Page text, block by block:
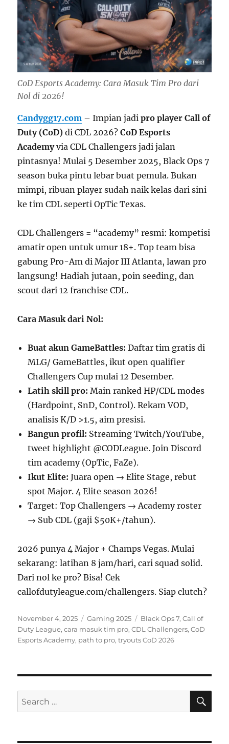
CoD Esports Academy: Cara Masuk Tim Pro dari
Nol di 2026!
Candygg17.com – Impian jadipro player Call of
Duty (CoD) di CDL 2026?CoD Esports
Academyvia CDL Challengers jadi jalan
pintasnya! Mulai 5 Desember 2025, Black Ops 7
season buka pintu lebar buat pemula. Bukan
mimpi, ribuan player sudah naik kelas dari sini
ke tim CDL seperti OpTic Texas.
CDL Challengers = “academy” resmi: kompetisi
amatir open untuk umur 18+. Top team bisa
gabung Pro-Am di Major III Atlanta, lawan pro
langsung! Hadiah jutaan, poin seeding, dan
scout dari 12 franchise CDL.
Cara Masuk dari Nol:
Buat akun GameBattles: Daftar tim gratis di
MLG/ GameBattles, ikut open qualifier
Challengers Cup mulai 12 Desember.
Latih skill pro: Main ranked HP/CDL modes
(Hardpoint, SnD, Control). Rekam VOD,
analisis K/D >1.5, aim presisi.
Bangun profil: Streaming Twitch/YouTube,
tweet highlight @CODLeague. Join Discord
tim academy (OpTic, FaZe).
Ikut Elite: Juara open → Elite Stage, rebut
spot Major. 4 Elite season 2026!
Target: Top Challengers → Academy roster
→ Sub CDL (gaji $50K+/tahun).
2026 punya 4 Major + Champs Vegas. Mulai
sekarang: latihan 8 jam/hari, cari squad solid.
Dari nol ke pro? Bisa! Cek
callofdutyleague.com/challengers. Siap clutch?
Posted
on
November 4, 2025 Categories
Gaming 2025 Tags
Black Ops 7,Call of
Duty League,cara masuk tim pro,CDL Challengers,CoD
Esports Academy, path to pro,tryouts CoD 2026
Search
for: